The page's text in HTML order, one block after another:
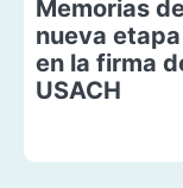
Memorias
nueva
en la firma
USACH